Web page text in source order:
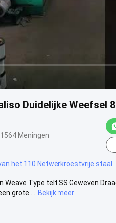
Duidelijke Weefsel
1564 Meningen
het 110 Netwerkroestvrije staal
Type telt SS Geweven
grote ...
Bekijk meer